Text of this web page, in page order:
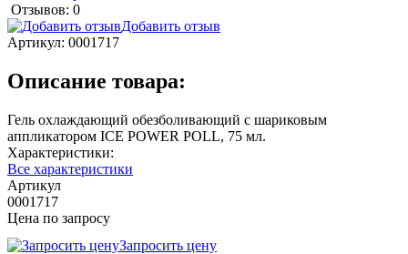
Отзывов: 0
Добавить отзыв
Артикул: 0001717
Описание товара:
Гель охлаждающий обезболивающий с шариковым
аппликатором ICE POWER POLL, 75 мл.
Характеристики:
Все характеристики
Артикул
0001717
Цена по запросу
Запросить цену